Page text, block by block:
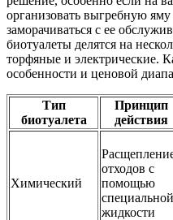
организовать выгребную
заморачиваться с ее
биотуалеты делятся на
торфяные и электрические.
особенности и ценовой
Тип
биотуалета
Принцип
действия
Химический
отходов с
помощью
специальной
жидкости